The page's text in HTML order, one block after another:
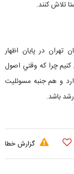
تلاش کنند.
در پايان اظهار
چرا که وقتي اصول
و هم جنبه مسوئليت
باشد.
گزارش خطا